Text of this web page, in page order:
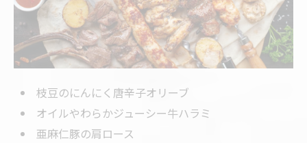
枝豆のにんにく唐辛子オリーブ
オイルやわらかジューシー牛ハラミ
亜麻仁豚の肩ロース